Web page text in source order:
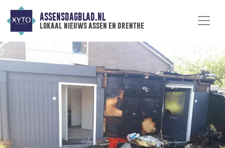
ASSENSDAGBLAD.NL
lokaal nieuws assen en drenthe